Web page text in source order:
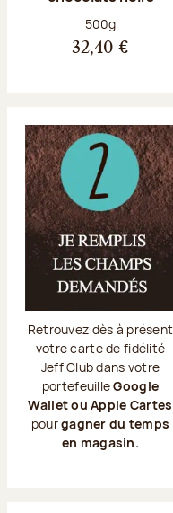
Poids net :
500g
32,40 €
Retrouvez dès à présent
votre carte de fidélité
Jeff Club dans votre
portefeuilleGoogle
Wallet ou Apple Cartes
pourgagner du temps
en magasin.